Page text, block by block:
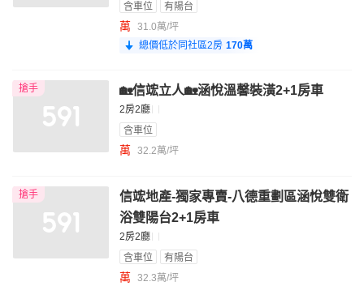
含車位
有陽台
萬 31.0萬/坪
總價低於同社區2房 170萬
搶手 🏡信竤立人🏡涵悅溫馨裝潢2+1房車
2房2廳
含車位
萬 32.2萬/坪
搶手
信竤地產-獨家專賣-八德重劃區涵悅雙衛
浴雙陽台2+1房車
2房2廳
含車位
有陽台
萬 32.3萬/坪